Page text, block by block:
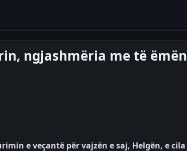
ngjashmëria me të ëmën
e veçantë për vajzën e saj, Helgën, e cila